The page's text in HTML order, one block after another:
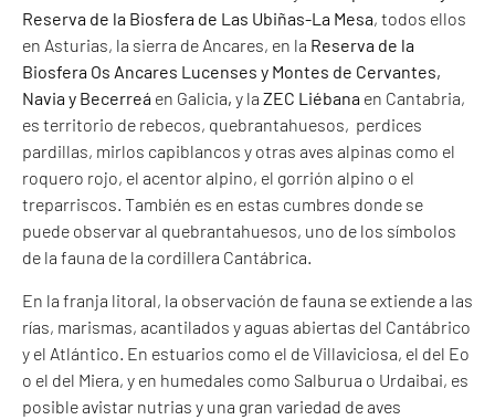
Reserva de la Biosfera de Las Ubiñas-La Mesa, todos ellos
en Asturias, la sierra de Ancares, en la Reserva de la
Biosfera Os Ancares Lucenses y Montes de Cervantes,
Navia y Becerreá en Galicia, y la ZEC Liébana en Cantabria,
es territorio de rebecos, quebrantahuesos, perdices
pardillas, mirlos capiblancos y otras aves alpinas como el
roquero rojo, el acentor alpino, el gorrión alpino o el
treparriscos. También es en estas cumbres donde se
puede observar al quebrantahuesos, uno de los símbolos
de la fauna de la cordillera Cantábrica.
En la franja litoral, la observación de fauna se extiende a las
rías, marismas, acantilados y aguas abiertas del Cantábrico
y el Atlántico. En estuarios como el de Villaviciosa, el del Eo
o el del Miera, y en humedales como Salburua o Urdaibai, es
posible avistar nutrias y una gran variedad de aves